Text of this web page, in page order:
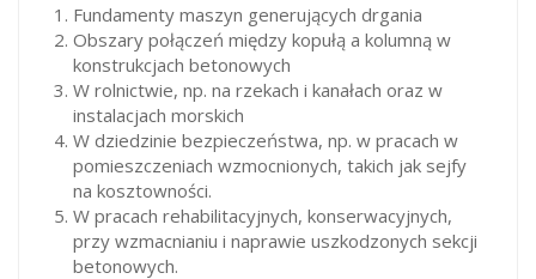
Fundamenty maszyn generujących drgania
Obszary połączeń między kopułą a kolumną w
konstrukcjach betonowych
W rolnictwie, np. na rzekach i kanałach oraz w
instalacjach morskich
W dziedzinie bezpieczeństwa, np. w pracach w
pomieszczeniach wzmocnionych, takich jak sejfy
na kosztowności.
W pracach rehabilitacyjnych, konserwacyjnych,
przy wzmacnianiu i naprawie uszkodzonych sekcji
betonowych.